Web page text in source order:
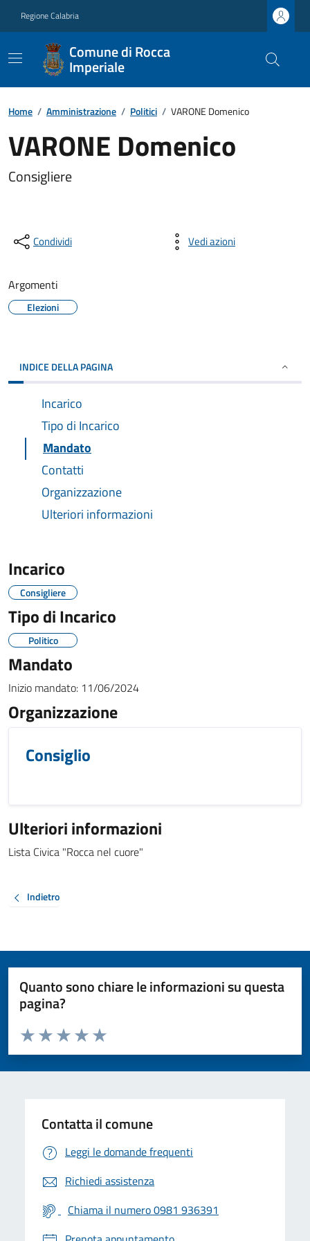
Regione Calabria
Comune di Rocca
Imperiale
Home / Amministrazione / Politici / VARONE Domenico
VARONE Domenico
Consigliere
Condividi Vedi azioni
Argomenti
Elezioni
INDICE DELLA PAGINA
Incarico
Tipo di Incarico
Mandato
Contatti
Organizzazione
Ulteriori informazioni
Incarico
Consigliere
Tipo di Incarico
Politico
Mandato
Inizio mandato: 11/06/2024
Organizzazione
Consiglio
Ulteriori informazioni
Lista Civica "Rocca nel cuore"
Indietro
Quanto sono chiare le informazioni su questa
pagina?
Valuta da 1 a 5 stelle la pagina
Valuta 5 stelle su 5
Valuta 4 stelle su 5
Valuta 3 stelle su 5
Valuta 2 stelle su 5
Valuta 1 stelle su 5
Contatta il comune
Leggi le domande frequenti
Richiedi assistenza
Chiama il numero 0981 936391